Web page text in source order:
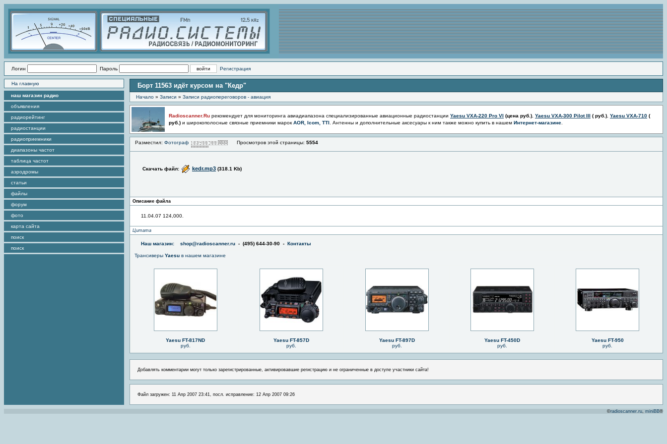
Логин Пароль Регистрация
На главную
наш магазин радио
объявления
радиорейтинг
радиостанции
радиоприемники
диапазоны частот
таблица частот
аэродромы
статьи
файлы
форум
фото
карта сайта
поиск
поиск
Борт 11563 идёт курсом на "Кедр"
Начало » Записи » Записи радиопереговоров - авиация
Radioscanner.Ru рекомендует для мониторинга авиадиапазона специализированные авиационные радиостанции Yaesu VXA-220 Pro VI (цена руб.) Yaesu VXA-300 Pilot III ( руб.) Yaesu VXA-710 (
руб.) и широкополосные связные приемники марок AOR, Icom, TTI . Антенны и дополнительные аксесуары к ним также можно купить в нашем Интернет-магазине
Разместил: Фотограф Просмотров этой страницы: 5554
Скачать файл: kedr.mp3 (318.1 Kb)
Описание файла
11.04.07 124,000.
Цитата
Наш магазин: shop@radioscanner.ru - (495) 644-30-90 - Контакты
Трансиверы Yaesu в нашем магазине
Yaesu FT-817ND
руб.
Yaesu FT-857D
руб.
Yaesu FT-897D
руб.
Yaesu FT-450D
руб.
Yaesu FT-950
руб.
Добавлять комментарии могут только зарегистрированные, активировавшие регистрацию и не ограниченные в доступе участники сайта!
Файл загружен: 11 Апр 2007 23:41, посл. исправление: 12 Апр 2007 09:26
©radioscanner.ru, miniBB®